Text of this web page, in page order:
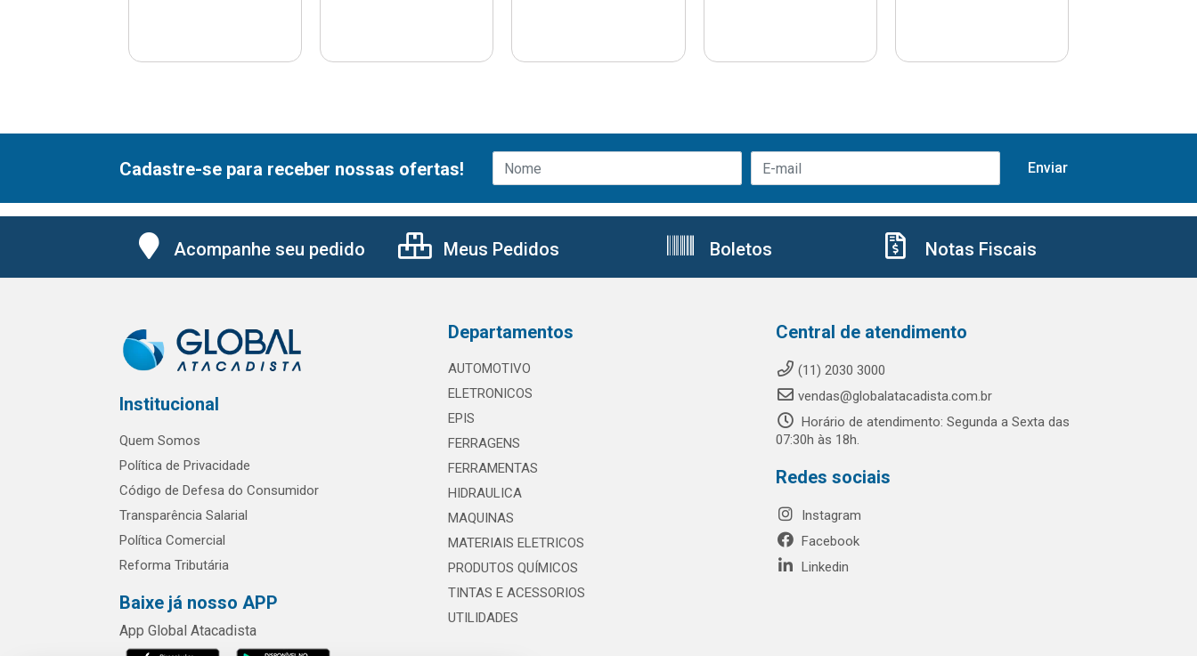
Cadastre-se para receber nossas ofertas!
Acompanhe seu pedido Meus Pedidos Boletos Notas Fiscais
Institucional
Quem Somos
Política de Privacidade
Código de Defesa do Consumidor
Transparência Salarial
Política Comercial
Reforma Tributária
Baixe já nosso APP
App Global Atacadista
Departamentos
AUTOMOTIVO
ELETRONICOS
EPIS
FERRAGENS
FERRAMENTAS
HIDRAULICA
MAQUINAS
MATERIAIS ELETRICOS
PRODUTOS QUÍMICOS
TINTAS E ACESSORIOS
UTILIDADES
Central de atendimento
(11) 2030 3000
vendas@globalatacadista.com.br
Horário de atendimento: Segunda a Sexta das
07:30h às 18h.
Redes sociais
Instagram
Facebook
Linkedin